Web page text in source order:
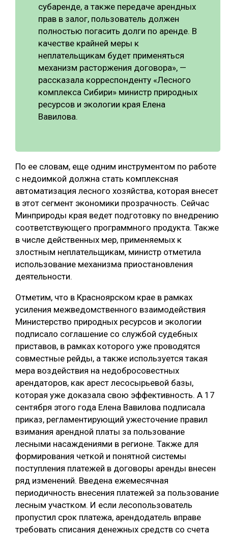
субаренде, а также передаче арендных
прав в залог, пользователь должен
полностью погасить долги по аренде. В
качестве крайней меры к
неплательщикам будет применяться
механизм расторжения договора», —
рассказала корреспонденту «Лесного
комплекса Сибири» министр природных
ресурсов и экологии края Елена
Вавилова.
По ее словам, еще одним инструментом по работе
с недоимкой должна стать комплексная
автоматизация лесного хозяйства, которая внесет
в этот сегмент экономики прозрачность. Сейчас
Минприроды края ведет подготовку по внедрению
соответствующего программного продукта. Также
в числе действенных мер, применяемых к
злостным неплательщикам, министр отметила
использование механизма приостановления
деятельности.
Отметим, что в Красноярском крае в рамках
усиления межведомственного взаимодействия
Министерство природных ресурсов и экологии
подписало соглашение со службой судебных
приставов, в рамках которого уже проводятся
совместные рейды, а также используется такая
мера воздействия на недобросовестных
арендаторов, как арест лесосырьевой базы,
которая уже доказала свою эффективность. А 17
сентября этого года Елена Вавилова подписала
приказ, регламентирующий ужесточение правил
взимания арендной платы за пользование
лесными насаждениями в регионе. Также для
формирования четкой и понятной системы
поступления платежей в договоры аренды внесен
ряд изменений. Введена ежемесячная
периодичность внесения платежей за пользование
лесным участком. И если лесопользователь
пропустил срок платежа, арендодатель вправе
требовать списания денежных средств со счета